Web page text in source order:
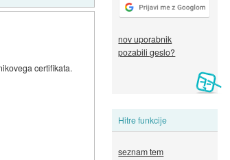
nov uporabnik
pozabili geslo?
Hitre funkcije
seznam tem
certifikata.